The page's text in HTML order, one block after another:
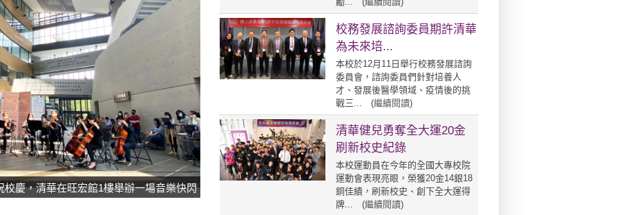
校慶，清華在旺宏館1樓舉辦一場音樂快閃
校務發展諮詢委員期許清華
為未來培...
本校於12月11日舉行校務發展諮詢
委員會，諮詢委員們針對培養人
才、發展後醫學領域、疫情後的挑
戰三... (繼續閱讀)
清華健兒勇奪全大運20金
刷新校史紀錄
本校運動員在今年的全國大專校院
運動會表現亮眼，榮獲20金14銀18
銅佳績，刷新校史、創下全大運得
牌... (繼續閱讀)